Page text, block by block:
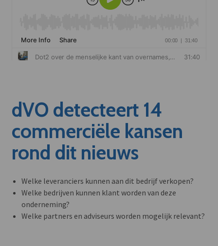
dVO detecteert 14
commerciële kansen
rond dit nieuws
Welke leveranciers kunnen aan dit bedrijf verkopen?
Welke bedrijven kunnen klant worden van deze
onderneming?
Welke partners en adviseurs worden mogelijk relevant?